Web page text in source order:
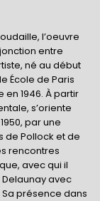
l’oeuvre
entre
né au début
École de Paris
1946. À partir
s’oriente
par une
de Pollock et de
rencontres
avec qui il
avec
présence dans